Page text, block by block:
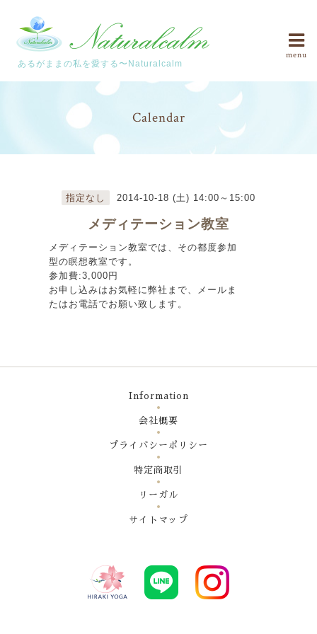
あるがままの私を愛する〜Naturalcalm
menu
Calendar
指定なし 2014-10-18 (土) 14:00～15:00
メディテーション教室
メディテーション教室では、その都度参加
型の瞑想教室です。
参加費:3,000円
お申し込みはお気軽に弊社まで、メールま
たはお電話でお願い致します。
Information
会社概要
プライバシーポリシー
特定商取引
リーガル
サイトマップ